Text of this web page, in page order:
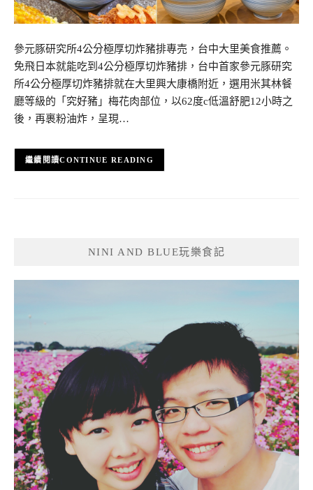
參元豚研究所4公分極厚切炸豬排專売，台中大里美食推薦。
免飛日本就能吃到4公分極厚切炸豬排，台中首家參元豚研究
所4公分極厚切炸豬排就在大里興大康橋附近，選用米其林餐
廳等級的「究好豬」梅花肉部位，以62度c低溫舒肥12小時之
後，再裹粉油炸，呈現…
CONTINUE READING
NINI AND BLUE玩樂食記